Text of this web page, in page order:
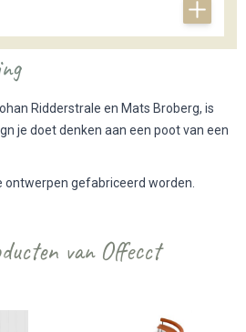
Ridderstrale en Mats Broberg, is
je doet denken aan een poot van een
ontwerpen gefabriceerd worden.
van Offecct